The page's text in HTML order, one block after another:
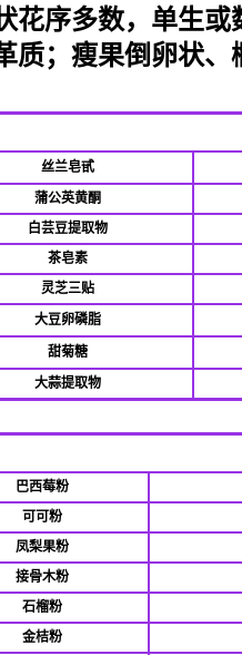
花序多数，单生或
；瘦果倒卵状、
丝兰皂甙
蒲公英黄酮
白芸豆提取物
茶皂素
灵芝三贴
大豆卵磷脂
甜菊糖
大蒜提取物
巴西莓粉
可可粉
凤梨果粉
接骨木粉
石榴粉
金桔粉